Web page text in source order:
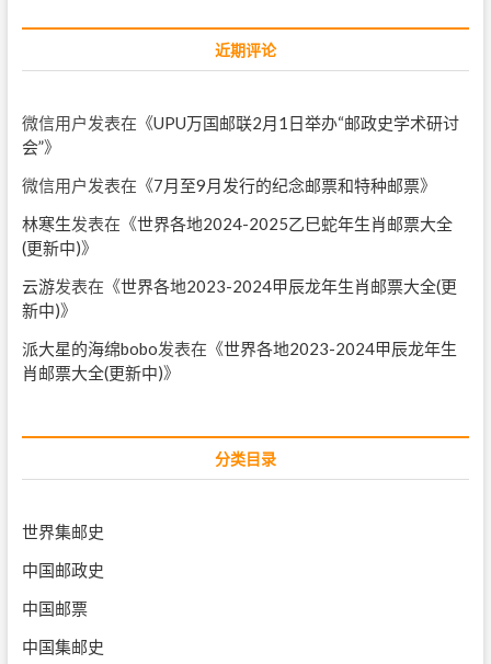
近期评论
微信用户发表在《UPU万国邮联2月1日举办“邮政史学术研讨
会”》
微信用户发表在《7月至9月发行的纪念邮票和特种邮票》
林寒生发表在《世界各地2024-2025乙巳蛇年生肖邮票大全
(更新中)》
云游发表在《世界各地2023-2024甲辰龙年生肖邮票大全(更
新中)》
派大星的海绵bobo发表在《世界各地2023-2024甲辰龙年生
肖邮票大全(更新中)》
分类目录
世界集邮史
中国邮政史
中国邮票
中国集邮史